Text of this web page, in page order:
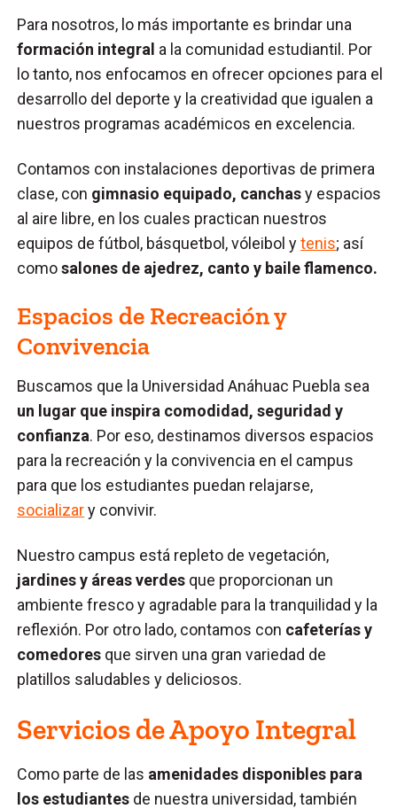
Para nosotros, lo más importante es brindar una
formación integral a la comunidad estudiantil. Por
lo tanto, nos enfocamos en ofrecer opciones para el
desarrollo del deporte y la creatividad que igualen a
nuestros programas académicos en excelencia.
Contamos con instalaciones deportivas de primera
clase, con gimnasio equipado, canchasy espacios
al aire libre, en los cuales practican nuestros
equipos de fútbol, básquetbol, vóleibol ytenis; así
comosalones de ajedrez, canto y baile flamenco.
Espacios de Recreación y
Convivencia
Buscamos que la Universidad Anáhuac Puebla sea
un lugar que inspira comodidad, seguridad y
confianza. Por eso, destinamos diversos espacios
para la recreación y la convivencia en el campus
para que los estudiantes puedan relajarse,
socializary convivir.
Nuestro campus está repleto de vegetación,
jardines y áreas verdes que proporcionan un
ambiente fresco y agradable para la tranquilidad y la
reflexión. Por otro lado, contamos con cafeterías y
comedores que sirven una gran variedad de
platillos saludables y deliciosos.
Servicios de Apoyo Integral
Como parte de las amenidades disponibles para
los estudiantes de nuestra universidad, también